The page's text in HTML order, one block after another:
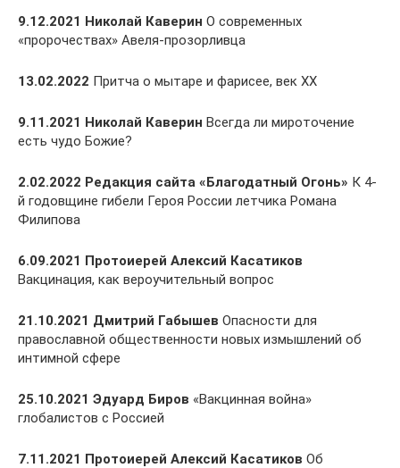
9.12.2021 Николай Каверин О современных
«пророчествах» Авеля-прозорливца
13.02.2022 Притча о мытаре и фарисее, век ХХ
9.11.2021 Николай Каверин Всегда ли мироточение
есть чудо Божие?
2.02.2022 Редакция сайта «Благодатный Огонь» К 4-
й годовщине гибели Героя России летчика Романа
Филипова
6.09.2021 Протоиерей Алексий Касатиков
Вакцинация, как вероучительный вопрос
21.10.2021 Дмитрий Габышев Опасности для
православной общественности новых измышлений об
интимной сфере
25.10.2021 Эдуард Биров «Вакцинная война»
глобалистов с Россией
7.11.2021 Протоиерей Алексий Касатиков Об